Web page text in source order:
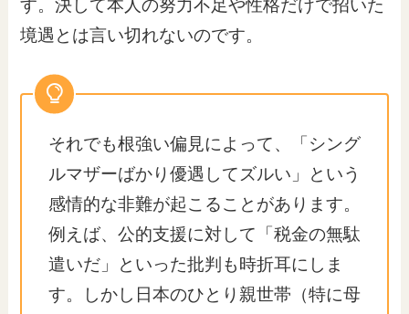
す。決して本人の努力不足や性格だけで招いた
境遇とは言い切れないのです。
それでも根強い偏見によって、「シング
ルマザーばかり優遇してズルい」という
感情的な非難が起こることがあります。
例えば、公的支援に対して「税金の無駄
遣いだ」といった批判も時折耳にしま
す。しかし日本のひとり親世帯（特に母